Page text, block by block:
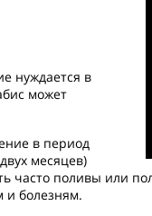
нуждается в
может
в период
месяцев)
часто поливы или
и болезням.